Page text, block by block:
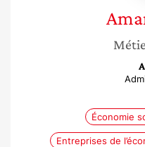
Économie
Entreprises de